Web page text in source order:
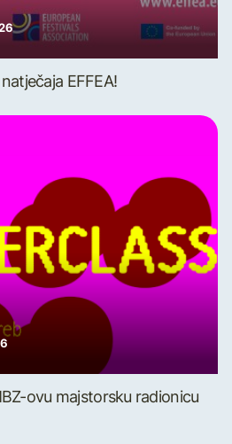
EFFEA!
ovu majstorsku radionicu